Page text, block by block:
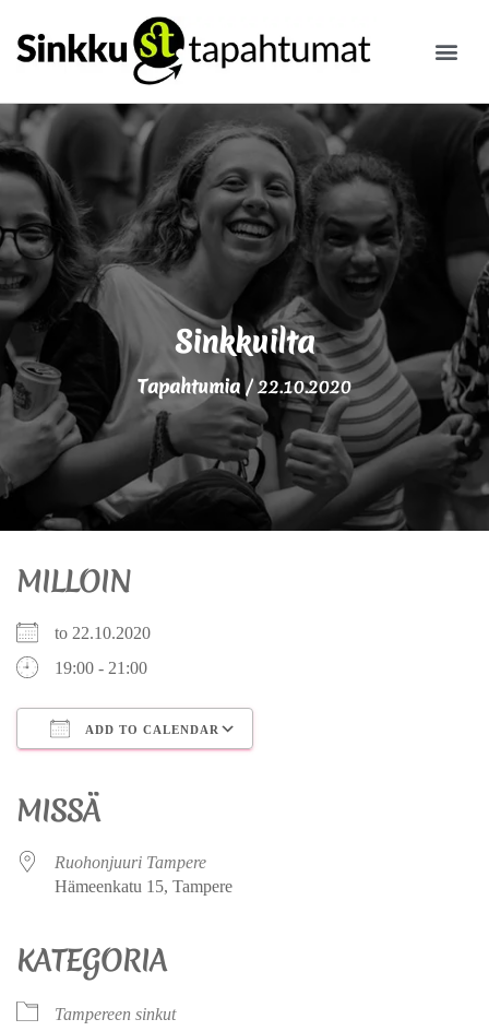
Sinkkuilta
Tapahtumia/22.10.2020
MILLOIN
to 22.10.2020
19:00 - 21:00
ADD TO CALENDAR
MISSÄ
Ruohonjuuri Tampere
Hämeenkatu 15, Tampere
KATEGORIA
Tampereen sinkut